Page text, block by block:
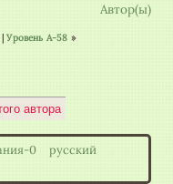
Автор(ы)
|Уровень А-58 »
0
русский